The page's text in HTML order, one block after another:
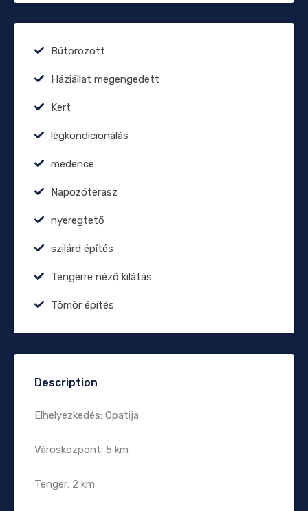
Bútorozott
Háziállat megengedett
Kert
légkondicionálás
medence
Napozóterasz
nyeregtető
szilárd építés
Tengerre néző kilátás
Tömör építés
Description
Elhelyezkedés: Opatija
Városközpont: 5 km
Tenger: 2 km